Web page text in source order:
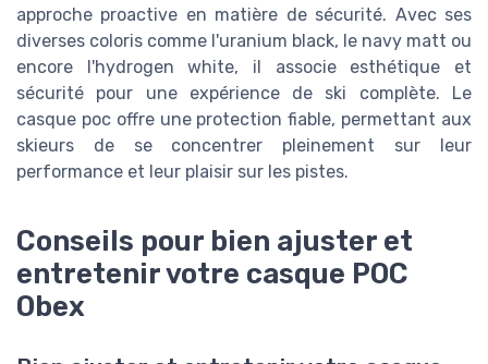
approche proactive en matière de sécurité. Avec ses
diverses coloris comme l'uranium black, le navy matt ou
encore l'hydrogen white, il associe esthétique et
sécurité pour une expérience de ski complète. Le
casque poc offre une protection fiable, permettant aux
skieurs de se concentrer pleinement sur leur
performance et leur plaisir sur les pistes.
Conseils pour bien ajuster et
entretenir votre casque POC
Obex